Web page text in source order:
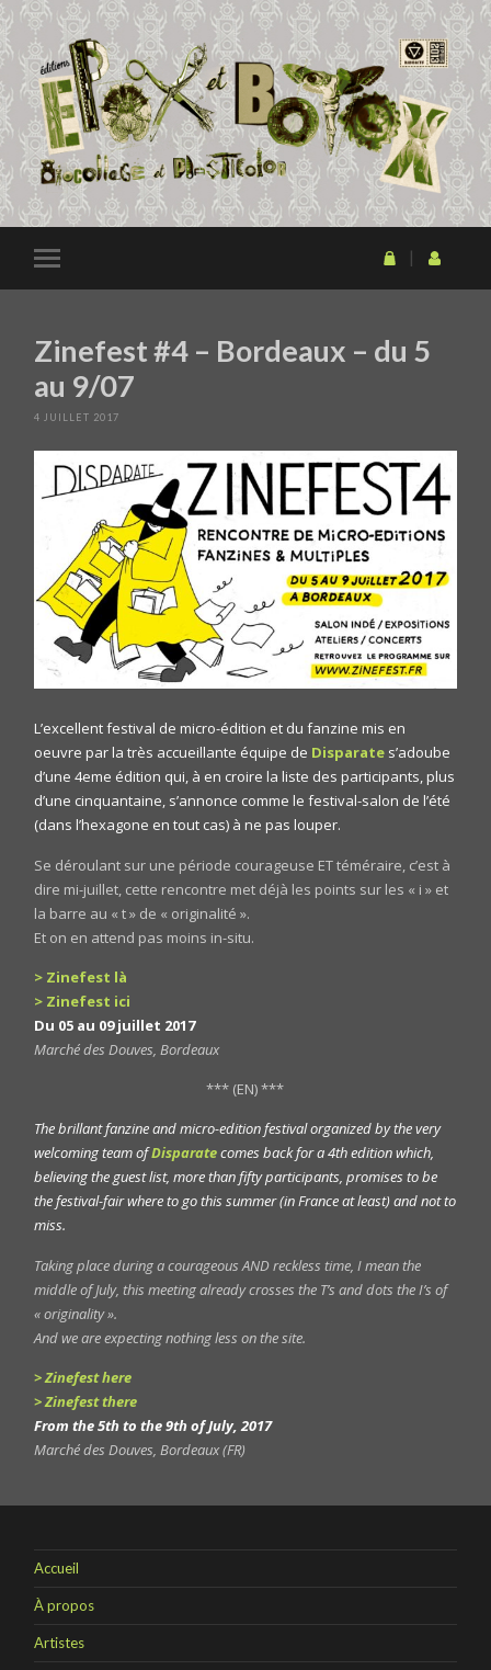
Zinefest #4 – Bordeaux – du 5
au 9/07
4 JUILLET 2017
L’excellent festival de micro-édition et du fanzine mis en
oeuvre par la très accueillante équipe de Disparate s’adoube
d’une 4eme édition qui, à en croire la liste des participants, plus
d’une cinquantaine, s’annonce comme le festival-salon de l’été
(dans l’hexagone en tout cas) à ne pas louper.
Se déroulant sur une période courageuse ET téméraire, c’est à
dire mi-juillet, cette rencontre met déjà les points sur les « i » et
la barre au « t » de « originalité ».
Et on en attend pas moins in-situ.
> Zinefest là
> Zinefest ici
Du 05 au 09 juillet 2017
Marché des Douves, Bordeaux
*** (EN) ***
The brillant fanzine and micro-edition festival organized by the very
welcoming team ofDisparatecomes back for a 4th edition which,
believing the guest list, more than fifty participants, promises to be
the festival-fair where to go this summer (in France at least) and not to
miss.
Taking place during a courageous AND reckless time, I mean the
middle of July, this meeting already crosses the T’s and dots the I’s of
« originality ».
And we are expecting nothing less on the site.
> Zinefest here
> Zinefest there
From the 5th to the 9th of July, 2017
Marché des Douves, Bordeaux (FR)
Accueil
À propos
Artistes